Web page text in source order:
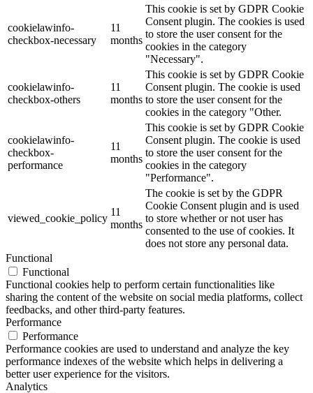
cookielawinfo-
checkbox-necessary
11
months
This cookie is set by GDPR Cookie
Consent plugin. The cookies is used
to store the user consent for the
cookies in the category
"Necessary".
cookielawinfo-
checkbox-others
11
months
This cookie is set by GDPR Cookie
Consent plugin. The cookie is used
to store the user consent for the
cookies in the category "Other.
cookielawinfo-
checkbox-
performance
11
months
This cookie is set by GDPR Cookie
Consent plugin. The cookie is used
to store the user consent for the
cookies in the category
"Performance".
viewed_cookie_policy
11
months
The cookie is set by the GDPR
Cookie Consent plugin and is used
to store whether or not user has
consented to the use of cookies. It
does not store any personal data.
Functional
Functional
Functional cookies help to perform certain functionalities like
sharing the content of the website on social media platforms, collect
feedbacks, and other third-party features.
Performance
Performance
Performance cookies are used to understand and analyze the key
performance indexes of the website which helps in delivering a
better user experience for the visitors.
Analytics